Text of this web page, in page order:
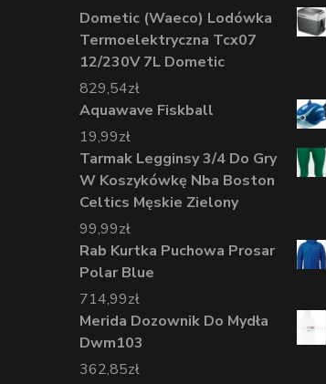
Dometic (Waeco) Lodówka
Termoelektryczna Tcx07
12/230V 7L Dometic
829,54zł
Aquawave Fiskball
19,99zł
Tarmak Legginsy 3/4 Do Gry
W Koszykówkę Nba Boston
Celtics Męskie Zielony
99,99zł
Rab Kurtka Puchowa Prosar
Polar Blue
714,99zł
Merida Dozownik Do Mydła
Dwm103
362,85zł